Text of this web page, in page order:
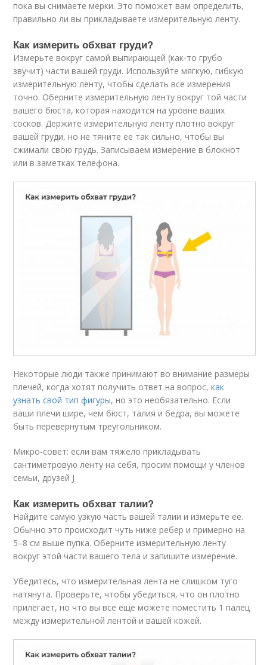
пока вы снимаете мерки. Это поможет вам определить,
правильно ли вы прикладываете измерительную ленту.
Как измерить обхват груди?
Измерьте вокруг самой выпирающей (как-то грубо
звучит) части вашей груди. Используйте мягкую, гибкую
измерительную ленту, чтобы сделать все измерения
точно. Оберните измерительную ленту вокруг той части
вашего бюста, которая находится на уровне ваших
сосков. Держите измерительную ленту плотно вокруг
вашей груди, но не тяните ее так сильно, чтобы вы
сжимали свою грудь. Записываем измерение в блокнот
или в заметках телефона.
Некоторые люди также принимают во внимание размеры
плечей, когда хотят получить ответ на вопрос,как
узнать свой тип фигуры, но это необязательно. Если
ваши плечи шире, чем бюст, талия и бедра, вы можете
быть перевернутым треугольником.
Микро-совет: если вам тяжело прикладывать
сантиметровую ленту на себя, просим помощи у членов
семьи, друзей J
Как измерить обхват талии?
Найдите самую узкую часть вашей талии и измерьте ее.
Обычно это происходит чуть ниже ребер и примерно на
5–8 см выше пупка. Оберните измерительную ленту
вокруг этой части вашего тела и запишите измерение.
Убедитесь, что измерительная лента не слишком туго
натянута. Проверьте, чтобы убедиться, что он плотно
прилегает, но что вы все еще можете поместить 1 палец
между измерительной лентой и вашей кожей.